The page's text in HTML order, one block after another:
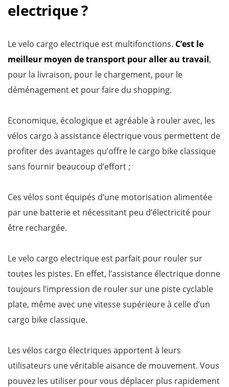
electrique ?
Le velo cargo electrique est multifonctions. C’est le
meilleur moyen de transport pour aller au travail,
pour la livraison, pour le chargement, pour le
déménagement et pour faire du shopping.
Economique, écologique et agréable à rouler avec, les
vélos cargo à assistance électrique vous permettent de
profiter des avantages qu’offre le cargo bike classique
sans fournir beaucoup d’effort ;
Ces vélos sont équipés d’une motorisation alimentée
par une batterie et nécessitant peu d’électricité pour
être rechargée.
Le velo cargo electrique est parfait pour rouler sur
toutes les pistes. En effet, l’assistance électrique donne
toujours l’impression de rouler sur une piste cyclable
plate, même avec une vitesse supérieure à celle d’un
cargo bike classique.
Les vélos cargo électriques apportent à leurs
utilisateurs une véritable aisance de mouvement. Vous
pouvez les utiliser pour vous déplacer plus rapidement